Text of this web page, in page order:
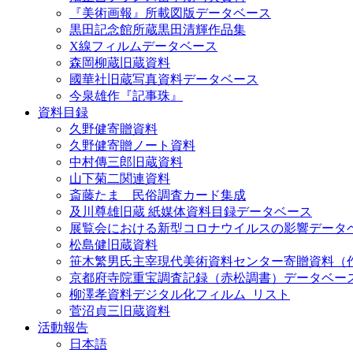
『美術画報』所載図版データベース
黒田記念館所蔵黒田清輝作品集
X線フィルムデータベース
森岡柳蔵旧蔵資料
國華社旧蔵写真資料データベース
今泉雄作『記事珠』
資料目録
久野健寄贈資料
久野健寄贈ノート資料
中村傳三郎旧蔵資料
山下菊二関連資料
斎藤たま 民俗調査カード集成
及川尊雄旧蔵 紙媒体資料目録データベース
展覧会における新型コロナウイルスの影響データ
松島健旧蔵資料
笹木繁男氏主宰現代美術資料センター寄贈資料（
京都府寺院重宝調査記録（赤松調書）データベー
柳澤孝資料デジタル化フィルム_リスト
菅沼貞三旧蔵資料
活動報告
日本語